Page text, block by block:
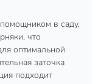
для разрыхления
в саду,
что
оптимальной
заточка
подходит